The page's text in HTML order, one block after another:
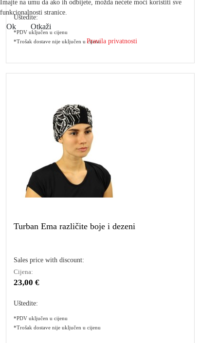
Uštedite:
*PDV uključen u cijenu
*Trošak dostave nije uključen u cijenu
Turban Ema različite boje i dezeni
Sales price with discount:
Cijena:
23,00 €
Uštedite:
*PDV uključen u cijenu
*Trošak dostave nije uključen u cijenu
Imajte na umu da ako ih odbijete, možda nećete moći koristiti sve
funkcionalnosti stranice.
Ok Otkaži
Pravila privatnosti